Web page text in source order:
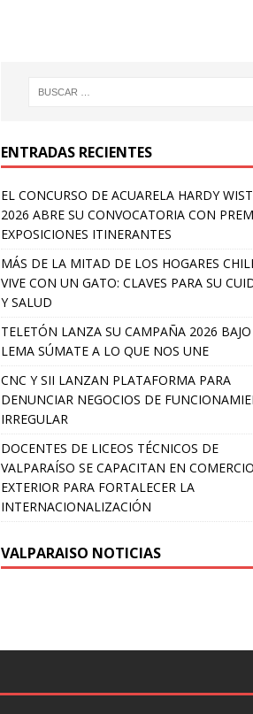
ENTRADAS RECIENTES
EL CONCURSO DE ACUARELA HARDY
2026 ABRE SU CONVOCATORIA CON
EXPOSICIONES ITINERANTES
MÁS DE LA MITAD DE LOS HOGARES
VIVE CON UN GATO: CLAVES PARA SU
Y SALUD
TELETÓN LANZA SU CAMPAÑA 2026
LEMA SÚMATE A LO QUE NOS UNE
CNC Y SII LANZAN PLATAFORMA PARA
DENUNCIAR NEGOCIOS DE
IRREGULAR
DOCENTES DE LICEOS TÉCNICOS DE
VALPARAÍSO SE CAPACITAN EN COMERCIO
EXTERIOR PARA FORTALECER LA
INTERNACIONALIZACIÓN
VALPARAISO NOTICIAS